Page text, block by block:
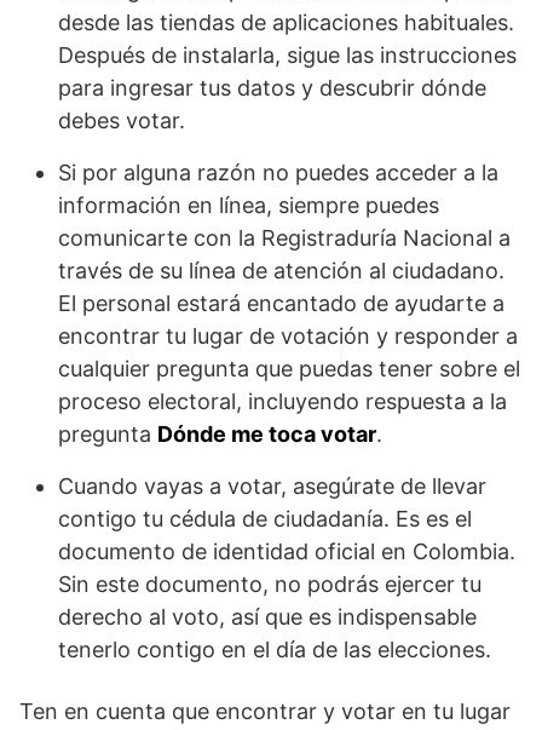
desde las tiendas de aplicaciones habituales.
Después de instalarla, sigue las instrucciones
para ingresar tus datos y descubrir dónde
debes votar.
Si por alguna razón no puedes acceder a la
información en línea, siempre puedes
comunicarte con la Registraduría Nacional a
través de su línea de atención al ciudadano.
El personal estará encantado de ayudarte a
encontrar tu lugar de votación y responder a
cualquier pregunta que puedas tener sobre el
proceso electoral, incluyendo respuesta a la
pregunta Dónde me toca votar.
Cuando vayas a votar, asegúrate de llevar
contigo tu cédula de ciudadanía. Es es el
documento de identidad oficial en Colombia.
Sin este documento, no podrás ejercer tu
derecho al voto, así que es indispensable
tenerlo contigo en el día de las elecciones.
Ten en cuenta que encontrar y votar en tu lugar